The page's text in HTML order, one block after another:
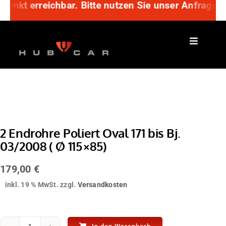
Zum
springen
erreichbar. Bitte nutzen Sie unser
2 Endrohre Poliert Oval 171 bis Bj.
03/2008 ( Ø 115×85)
179,00 €
inkl. 19 % MwSt. zzgl. Versandkosten